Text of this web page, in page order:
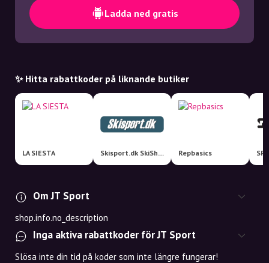
Ladda ned gratis
✨ Hitta rabattkoder på liknande butiker
LA SIESTA Skisport.dk SkiShop Repbasics
Om JT Sport
shop.info.no_description
Inga aktiva rabattkoder för JT Sport
Slösa inte din tid på koder som inte längre fungerar!